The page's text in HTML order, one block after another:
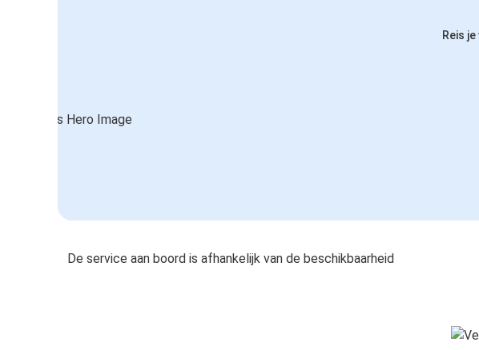
Reis
De service aan boord is afhankelijk van de beschikbaarheid